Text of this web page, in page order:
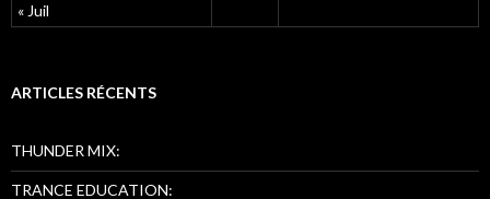
« Juil
ARTICLES RÉCENTS
THUNDER MIX:
TRANCE EDUCATION: